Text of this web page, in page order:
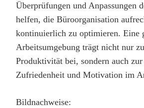
Überprüfungen und Anpassungen
helfen, die Büroorganisation
kontinuierlich zu optimieren. Eine
Arbeitsumgebung trägt nicht nur
Produktivität bei, sondern auch
Zufriedenheit und Motivation im
Bildnachweise: